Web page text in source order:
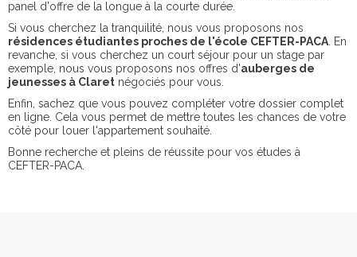
panel d'offre de la longue à la courte durée.
Si vous cherchez la tranquilité, nous vous proposons nos
résidences étudiantes proches de l'école CEFTER-PACA . En
revanche, si vous cherchez un court séjour pour un stage par
exemple, nous vous proposons nos offres d'auberges de
jeunesses à Claret négociés pour vous.
Enfin, sachez que vous pouvez compléter votre dossier complet
en ligne. Cela vous permet de mettre toutes les chances de votre
côté pour louer l'appartement souhaité.
Bonne recherche et pleins de réussite pour vos études à
CEFTER-PACA.